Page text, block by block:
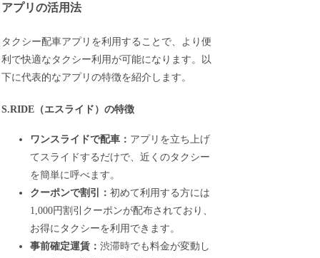
アプリの活用法
タクシー配車アプリを利用することで、より便
利で快適なタクシー利用が可能になります。以
下に代表的なアプリの特徴を紹介します。
S.RIDE（エスライド）の特徴
ワンスライドで配車： アプリを立ち上げ
てスライドするだけで、近くのタクシー
を簡単に呼べます。
クーポンで割引：初めて利用する方には
1,000円割引クーポンが配布されており、
お得にタクシーを利用できます。
事前確定運賃：渋滞時でも料金が変動し